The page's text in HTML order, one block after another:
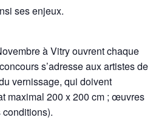
ses enjeux.
à Vitry ouvrent chaque
s’adresse aux artistes de
vernissage, qui doivent
maximal 200 x 200 cm ; œuvres